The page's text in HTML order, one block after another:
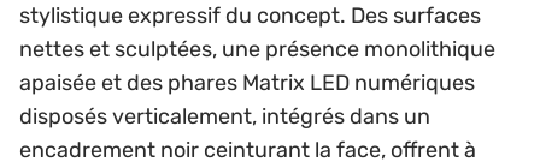
stylistique expressif du concept. Des surfaces
nettes et sculptées, une présence monolithique
apaisée et des phares Matrix LED numériques
disposés verticalement, intégrés dans un
encadrement noir ceinturant la face, offrent à